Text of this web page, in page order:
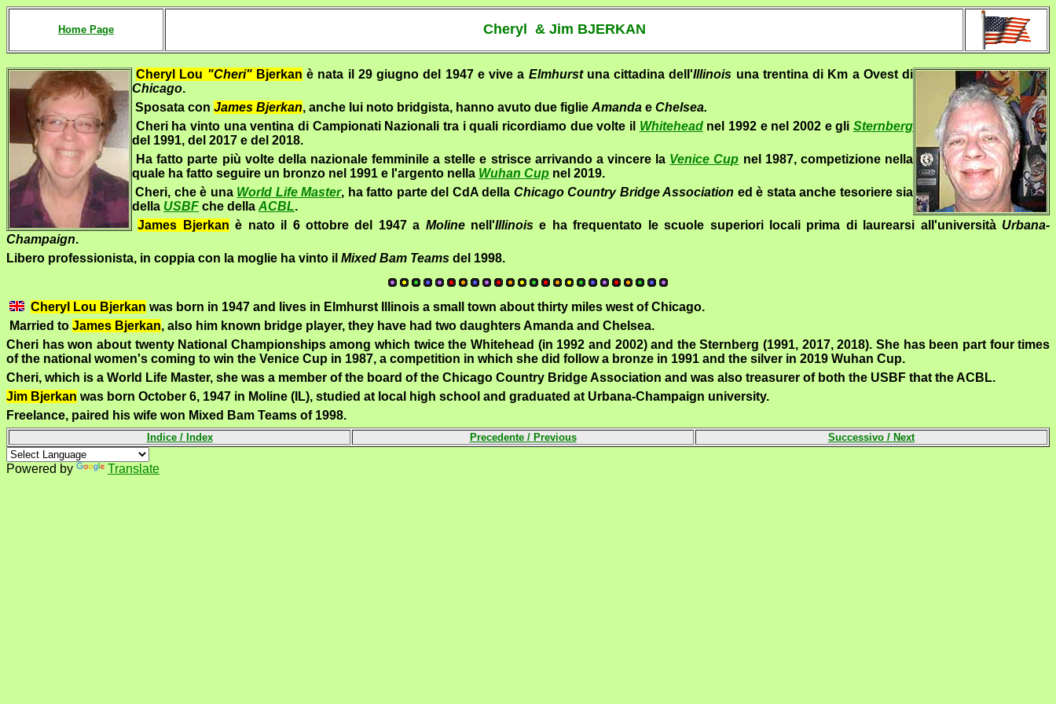
Home Page Cheryl & Jim BJERKAN
Cheryl Lou "Cheri"Bjerkan è nata il 29 giugno del 1947 e vive a Elmhurst una cittadina dell'Illinois una trentina di Km a Ovest di
Chicago.
Sposata con James Bjerkan, anche lui noto bridgista, hanno avuto due figlie Amanda e Chelsea.
Cheri ha vinto una ventina di Campionati Nazionali tra i quali ricordiamo due volte il Whiteheadnel 1992 e nel 2002 e gliSternberg
del 1991, del 2017 e del 2018.
Ha fatto parte più volte della nazionale femminile a stelle e strisce arrivando a vincere la Venice Cup nel 1987, competizione nella
quale ha fatto seguire un bronzo nel 1991 e l'argento nella Wuhan Cup nel 2019.
Cheri, che è una World Life Master, ha fatto parte del CdA della Chicago Country Bridge Association ed è stata anche tesoriere sia
della USBF che della ACBL.
James Bjerkan è nato il 6 ottobre del 1947 a Molinenell'Illinois e ha frequentato le scuole superiori locali prima di laurearsi all'università Urbana-
Champaign.
Libero professionista, in coppia con la moglie ha vinto il Mixed Bam Teams del 1998.
Cheryl Lou Bjerkan was born in 1947 and lives in Elmhurst Illinois a small town about thirty miles west of Chicago.
Married to James Bjerkan, also him known bridge player, they have had two daughtersAmanda and Chelsea.
Cheri has won about twenty National Championships among which twicethe Whitehead (in 1992 and 2002) and the Sternberg (1991, 2017, 2018). She has been part four times
of the national women's coming to win the Venice Cup in 1987, a competition in which she did follow a bronze in 1991 and the silver in 2019 Wuhan Cup.
Cheri, which is a World Life Master, she was a member of the board of the Chicago Country Bridge Association and was also treasurer of both the USBF that theACBL.
Jim Bjerkan was born October 6, 1947 in Moline (IL), studied at local high school and graduated at Urbana-Champaign university.
Freelance, paired his wife won Mixed Bam Teams of 1998.
Indice / Index Precedente / Previous Successivo / Next
Powered by Translate